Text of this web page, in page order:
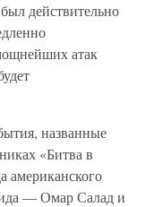
действительно
атак
названные
«Битва в
американского
— Омар Салад и